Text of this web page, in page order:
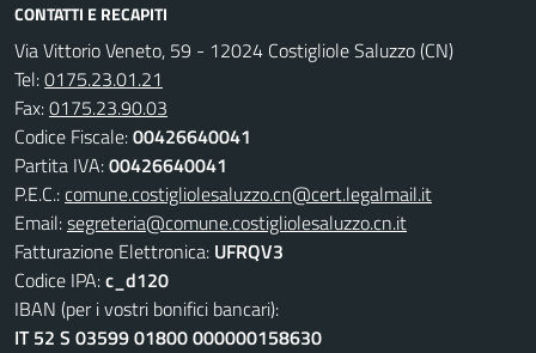
CONTATTI E RECAPITI
Via Vittorio Veneto, 59 - 12024 Costigliole Saluzzo (CN)
Tel:0175.23.01.21
Fax:0175.23.90.03
Codice Fiscale:00426640041
Partita IVA:00426640041
P.E.C.:comune.costigliolesaluzzo.cn@cert.legalmail.it
Email:segreteria@comune.costigliolesaluzzo.cn.it
Fatturazione Elettronica: UFRQV3
Codice IPA:c_d120
IBAN (per i vostri bonifici bancari):
IT 52 S 03599 01800 000000158630